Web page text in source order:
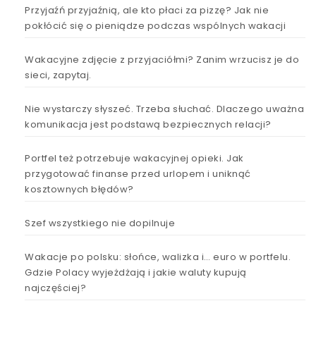
Przyjaźń przyjaźnią, ale kto płaci za pizzę? Jak nie
pokłócić się o pieniądze podczas wspólnych wakacji
Wakacyjne zdjęcie z przyjaciółmi? Zanim wrzucisz je do
sieci, zapytaj.
Nie wystarczy słyszeć. Trzeba słuchać. Dlaczego uważna
komunikacja jest podstawą bezpiecznych relacji?
Portfel też potrzebuje wakacyjnej opieki. Jak
przygotować finanse przed urlopem i uniknąć
kosztownych błędów?
Szef wszystkiego nie dopilnuje
Wakacje po polsku: słońce, walizka i… euro w portfelu.
Gdzie Polacy wyjeżdżają i jakie waluty kupują
najczęściej?